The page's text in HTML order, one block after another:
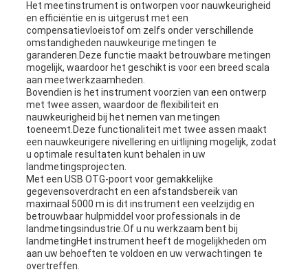
Het meetinstrument is ontworpen voor nauwkeurigheid
en efficiëntie en is uitgerust met een
compensatievloeistof om zelfs onder verschillende
omstandigheden nauwkeurige metingen te
garanderen.Deze functie maakt betrouwbare metingen
mogelijk, waardoor het geschikt is voor een breed scala
aan meetwerkzaamheden.
Bovendien is het instrument voorzien van een ontwerp
met twee assen, waardoor de flexibiliteit en
nauwkeurigheid bij het nemen van metingen
toeneemt.Deze functionaliteit met twee assen maakt
een nauwkeurigere nivellering en uitlijning mogelijk, zodat
u optimale resultaten kunt behalen in uw
landmetingsprojecten.
Met een USB OTG-poort voor gemakkelijke
gegevensoverdracht en een afstandsbereik van
maximaal 5000 m is dit instrument een veelzijdig en
betrouwbaar hulpmiddel voor professionals in de
landmetingsindustrie.Of u nu werkzaam bent bij
landmetingHet instrument heeft de mogelijkheden om
aan uw behoeften te voldoen en uw verwachtingen te
overtreffen.